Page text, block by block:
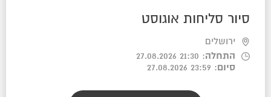
סיור סליחות אוגוסט
ירושלים
התחלה: 21:30 27.08.2026
סיום : 23:59 27.08.2026